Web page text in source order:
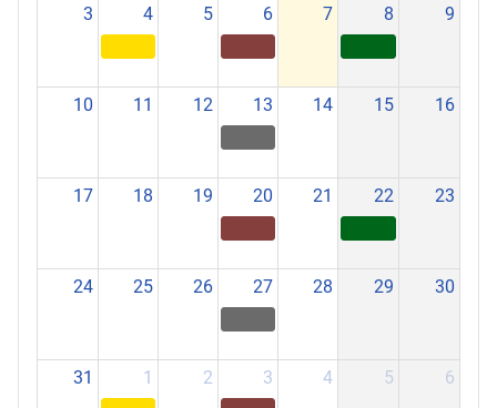
3 4 5 6 7 8 9
10 11 12 13 14 15 16
17 18 19 20 21 22 23
24 25 26 27 28 29 30
31 1 2 3 4 5 6